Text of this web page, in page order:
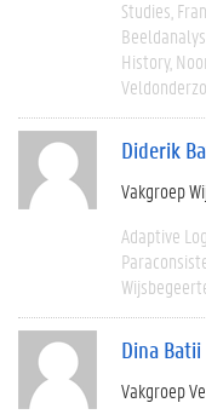
Studies
History
Diderik
Vakgroep
Adaptive
Dina Batii
Vakgroep